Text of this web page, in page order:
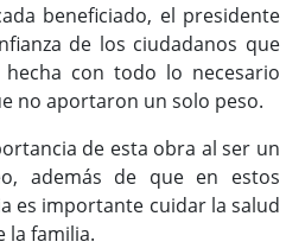
beneficiado, el presidente
de los ciudadanos que
con todo lo necesario
no aportaron un solo peso.
de esta obra al ser un
además de que en estos
es importante cuidar la salud
la familia.